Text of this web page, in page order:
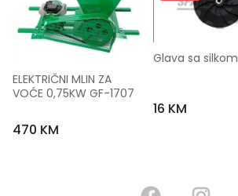
ELEKTRIČNI MLIN ZA
VOĆE 0,75KW GF-1707
470 KM
Glava sa silkom
16 KM